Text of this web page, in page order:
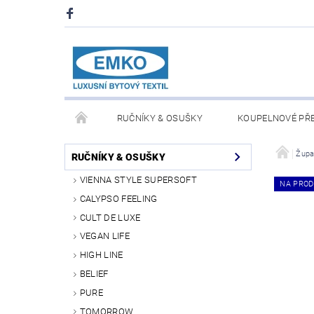
RUČNÍKY & OSUŠKY KOUPELNOVÉ
PŘIKRÝVKY & POLŠTÁŘE DEKY A PLÉDY
RUČNÍKY & OSUŠKY
VIENNA STYLE SUPERSOFT
CALYPSO FEELING
CULT DE LUXE
VEGAN LIFE
HIGH LINE
BELIEF
PURE
TOMORROW
NA